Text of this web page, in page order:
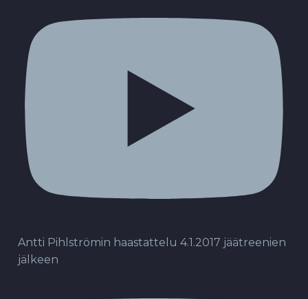
Antti Pihlströmin haastattelu 4.1.2017 jäätreenien
jälkeen